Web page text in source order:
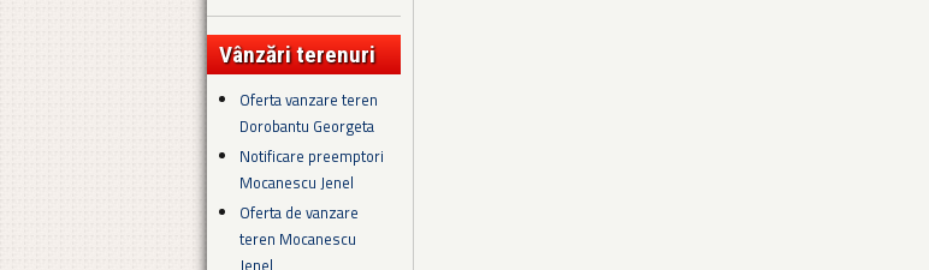
Vânzări terenuri
Oferta vanzare teren
Dorobantu Georgeta
Notificare preemptori
Mocanescu Jenel
Oferta de vanzare
teren Mocanescu
Jenel